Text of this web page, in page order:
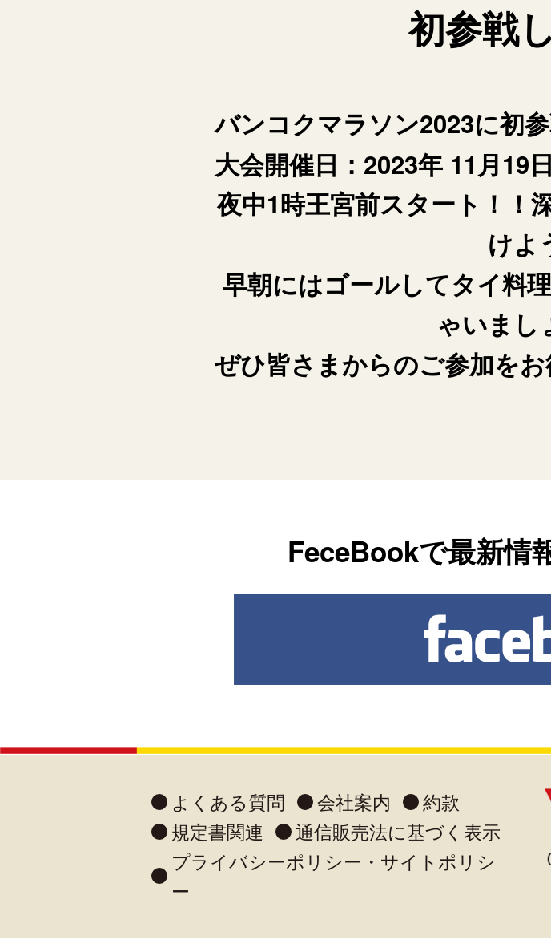
初参戦
バンコクマラソン2023に初
大会開催日：2023年 11月19日
夜中1時王宮前スタート！！
けよ
早朝にはゴールしてタイ料
ゃいまし
ぜひ皆さまからのご参加を
FeceBookで最新情
よくある質問 会社案内
約款
規定書関連
通信販売法に基づく表示
プライバシーポリシー・サイトポリシ
ー